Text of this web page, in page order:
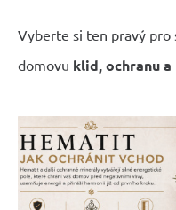
Vyberte si ten pravý pro
domovu klid, ochranu